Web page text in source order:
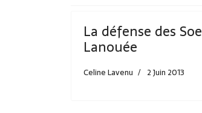
La défense des
Lanouée
Celine Lavenu 2 Juin 2013